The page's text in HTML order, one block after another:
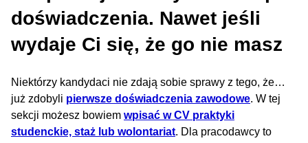
doświadczenia. Nawet jeśli
wydaje Ci się, że go nie masz
Niektórzy kandydaci nie zdają sobie sprawy z tego, że…
już zdobyli pierwsze doświadczenia zawodowe. W tej
sekcji możesz bowiem wpisać w CV praktyki
studenckie, staż lub wolontariat. Dla pracodawcy to